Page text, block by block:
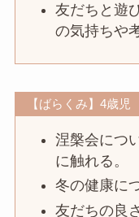
友だちと遊
の気持ちや
【ばらくみ】4歳児
涅槃会につ
に触れる。
冬の健康に
友だちの良